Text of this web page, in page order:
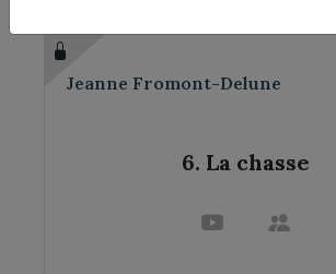
Jeanne Fromont-Delune
6. La chasse